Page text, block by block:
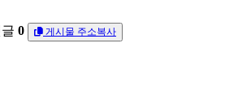
0 게시물 주소복사